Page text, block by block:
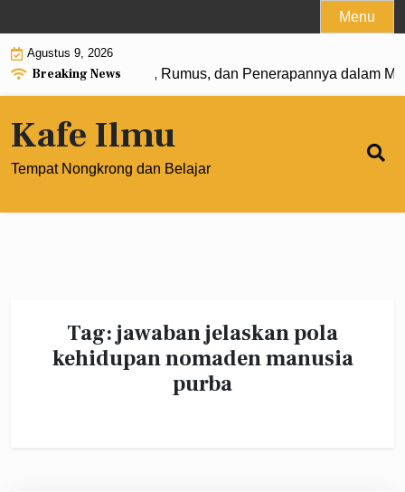
to
content
Menu
Agustus 9, 2026
Breaking News
0: Pengertian, Rumus, dan Penerapannya dalam
Kafe Ilmu
Tempat Nongkrong dan Belajar
Tag:jawaban jelaskan pola
kehidupan nomaden manusia
purba